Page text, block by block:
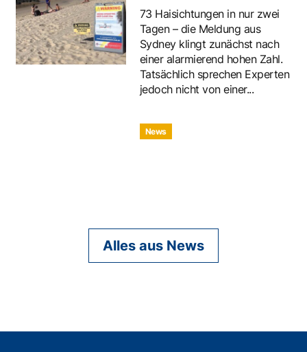
73 Haisichtungen in nur zwei
Tagen – die Meldung aus
Sydney klingt zunächst nach
einer alarmierend hohen Zahl.
Tatsächlich sprechen Experten
jedoch nicht von einer...
News
Alles aus News